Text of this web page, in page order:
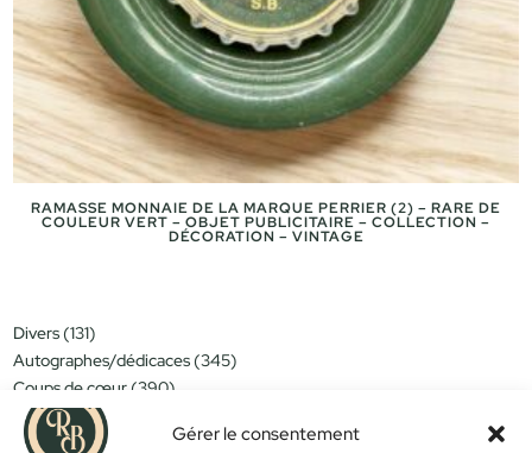
Gérer le consentement
RAMASSE MONNAIE DE LA MARQUE PERRIER (2) – RARE DE
COULEUR VERT – OBJET PUBLICITAIRE – COLLECTION –
DÉCORATION – VINTAGE
Divers 131131
produits
Autographes/dédicaces 345345
Coups de cœur 390390
Miniatures/jouets
produits
Moins de 15€